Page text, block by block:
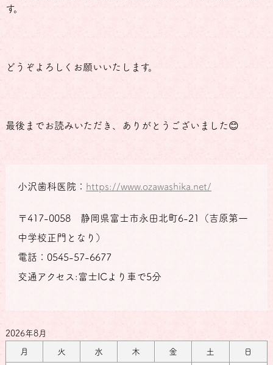
す。
どうぞよろしくお願いいたします。
最後までお読みいただき、ありがとうございました😊
小沢歯科医院： https://www.ozawashika.net/
〒417-0058 静岡県富士市永田北町6-21（吉原第一
中学校正門となり）
電話：0545-57-6677
交通アクセス:富士ICより車で5分
2026年8月
月 火 水 木 金 土 日